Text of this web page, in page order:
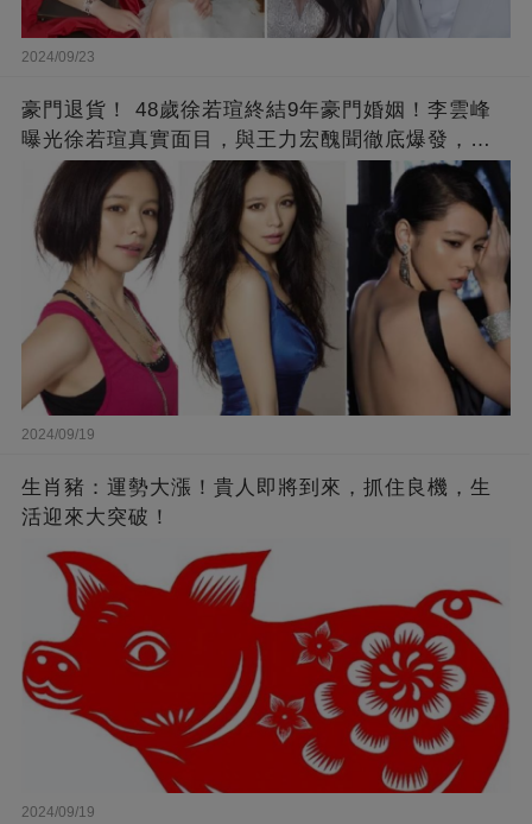
2024/09/23
豪門退貨！ 48歲徐若瑄終結9年豪門婚姻！李雲峰
曝光徐若瑄真實面目，與王力宏醜聞徹底爆發，原
來李靚蕾說的都是真的 ！
2024/09/19
生肖豬：運勢大漲！貴人即將到來，抓住良機，生
活迎來大突破！
2024/09/19